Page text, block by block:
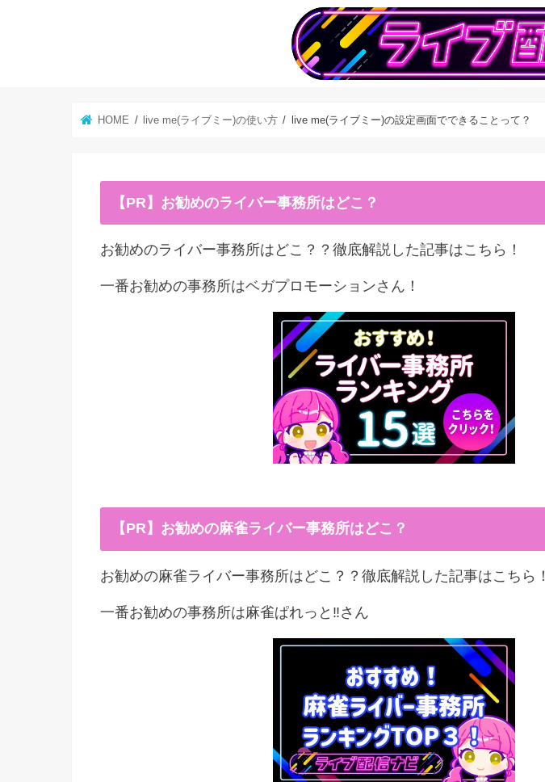
HOME live me(ライブミー)の使い方 live me(ライブミー)の設定画面でできることって？
【PR】お勧めのライバー事務所はどこ？
お勧めのライバー事務所はどこ？？徹底解説した記事はこちら！
一番お勧めの事務所はベガプロモーションさん！
【PR】お勧めの麻雀ライバー事務所はどこ？
お勧めの麻雀ライバー事務所はどこ？？徹底解説した記事はこちら！
一番お勧めの事務所は麻雀ぱれっと‼︎さん